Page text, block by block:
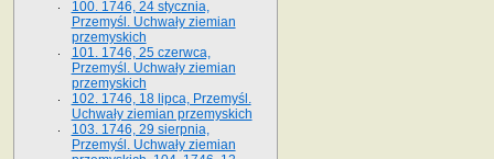
100. 1746, 24 stycznia,
Przemyśl. Uchwały ziemian
przemyskich
101. 1746, 25 czerwca,
Przemyśl. Uchwały ziemian
przemyskich
102. 1746, 18 lipca, Przemyśl.
Uchwały ziemian przemyskich
103. 1746, 29 sierpnia,
Przemyśl. Uchwały ziemian